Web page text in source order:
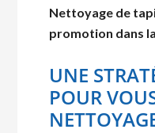
Nettoyage de
promotion dans
UNE
POUR